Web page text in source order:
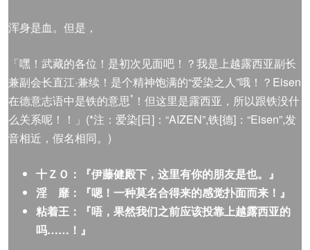
浑身是血。但是，
「嘿！武藏的各位！是初次见面吧！？我是上越露西亚副长
兼副会长直江·兼续！是个精神饱满的“爱染之人”哦！？Eisen
在德意志语中是铁的意思* ！但这里是露西亚，所以跟铁没什
么关系呢！！」(*注：爱染[日]：“AIZEN”,铁[德]：“Eisen”,发
音相近，假名相同。)
十ＺＯ： 『伊藤健殿下，这里有你的朋友是也。
』
淫
靡：
『嗯！一种莫名合得来的感觉扑面而来！』
粘着王：
『唔，果然我们之前应该投靠上越露西亚的
吗……！』